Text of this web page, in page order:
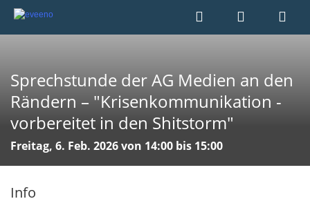
Sprechstunde der AG Medien an den
Rändern – "Krisenkommunikation -
vorbereitet in den Shitstorm"
Freitag, 6. Feb. 2026 von 14:00 bis 15:00
Info